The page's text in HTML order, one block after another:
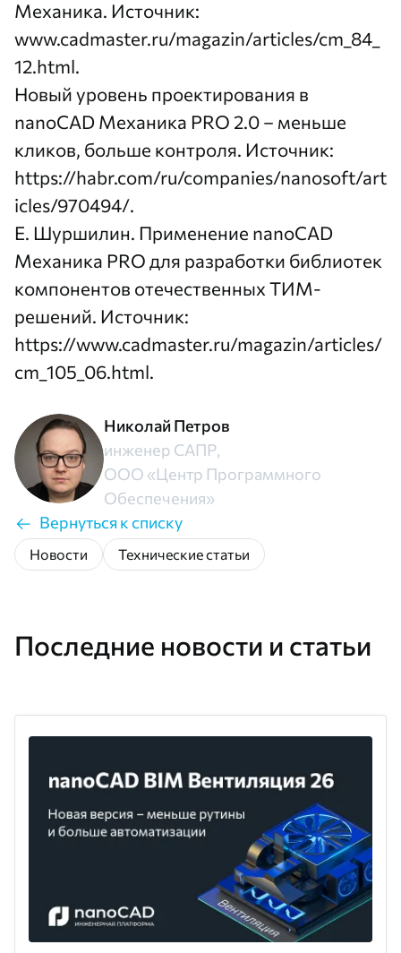
Николай Петров
инженер САПР,
ООО «Центр Программного
Обеспечения»
Вернуться к списку
Новости Технические статьи
Механика. Источник:
www.cadmaster.ru/magazin/articles/cm_84_
12.html.
Новый уровень проектирования в
nanoCAD Механика PRO 2.0 – меньше
кликов, больше контроля. Источник:
https://habr.com/ru/companies/nanosoft/art
icles/970494/.
Е. Шуршилин. Применение nanoCAD
Механика PRO для разработки библиотек
компонентов отечественных ТИМ-
решений. Источник:
https://www.cadmaster.ru/magazin/articles/
cm_105_06.html.
Последние новости и статьи